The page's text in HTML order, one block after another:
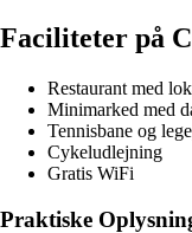
Faciliteter på
Restaurant med
Minimarked med
Tennisbane og
Cykeludlejning
Gratis WiFi
Praktiske